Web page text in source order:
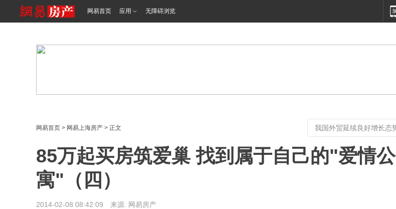
网易首页 应用 无障碍浏览
网易首页 > 网易上海房产 > 正文
85万起买房筑爱巢 找到属于自己的"爱情公
寓"（四）
2014-02-08 08:42:09 来源: 网易房产